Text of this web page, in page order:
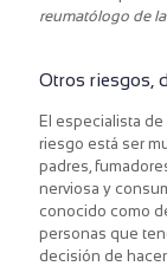
reumatólogo de
Otros riesgos,
El especialista
riesgo está ser
padres,
nerviosa y
conocido como
personas que
decisión de